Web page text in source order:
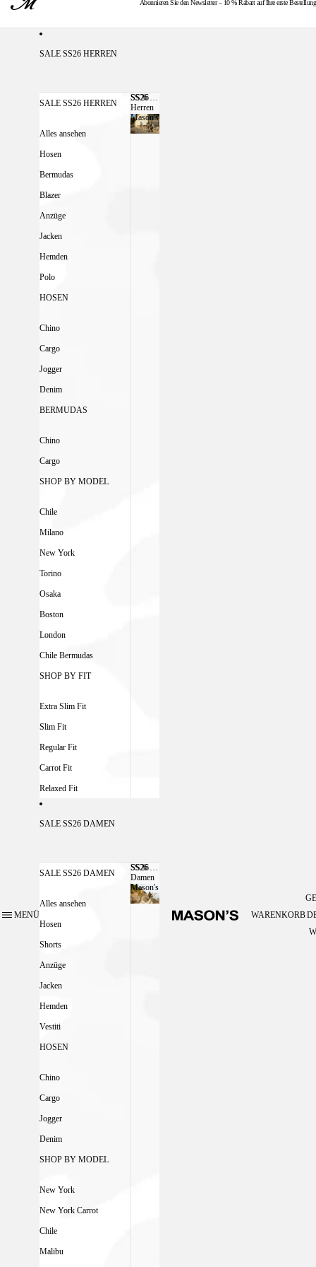
KOSTENLOSER VERSAND AB 300 €
Abonnieren Sie den Newsletter – 10 % Rabatt auf Ihre erste Bestellung
MENÜ
SALE SS26 HERREN
SALE SS26 HERREN
Alles ansehen
Hosen
Bermudas
Blazer
Anzüge
Jacken
Hemden
Polo
HOSEN
Chino
Cargo
Jogger
Denim
BERMUDAS
Chino
Cargo
SHOP BY MODEL
Chile
Milano
New York
Torino
Osaka
Boston
London
Chile Bermudas
SHOP BY FIT
Extra Slim Fit
Slim Fit
Regular Fit
Carrot Fit
Relaxed Fit
SS26
Herren
Mason's
SS26 HERREN MASON'S
SALE SS26 DAMEN
SALE SS26 DAMEN
Alles ansehen
Hosen
Shorts
Anzüge
Jacken
Hemden
Vestiti
HOSEN
Chino
Cargo
Jogger
Denim
SHOP BY MODEL
New York
New York Carrot
Chile
Malibu
SS26
Damen
Mason's
SS26 DAMEN MASON'S
WARENKORB